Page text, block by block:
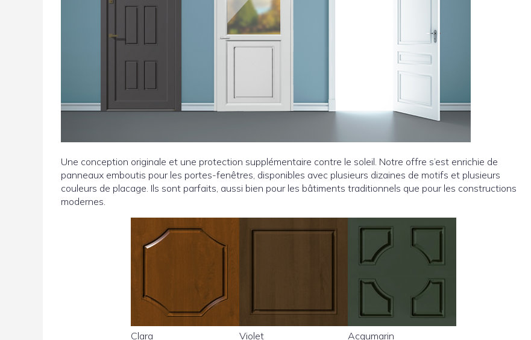
Une conception originale et une protection supplémentaire contre le soleil. Notre offre s’est enrichie de
panneaux emboutis pour les portes-fenêtres, disponibles avec plusieurs dizaines de motifs et plusieurs
couleurs de placage. Ils sont parfaits, aussi bien pour les bâtiments traditionnels que pour les constructions
modernes.
Clara Violet
Acqumarin